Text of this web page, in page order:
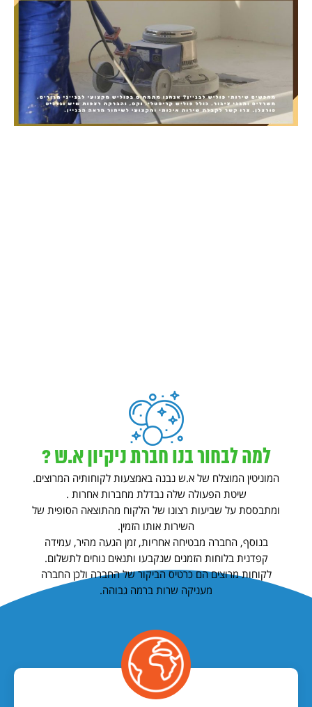
למה לבחור בנו חברת ניקיון א.ש ?
המוניטין המוצלח של א.ש נבנה באמצעות לקוחותיה המרוצים.
שיטת הפעולה שלה נבדלת מחברות אחרות .
ומתבססת על שביעות רצונו של הלקוח מהתוצאה הסופית של
השירות אותו הזמין.
בנוסף, החברה מבטיחה אחריות, זמן הגעה מהיר, עמידה
קפדנית בלוחות הזמנים שנקבעו ותנאים נוחים לתשלום.
לקוחות מרוצים הם כרטיס הביקור של החברה ולכן החברה
מעניקה שרות ברמה גבוהה.